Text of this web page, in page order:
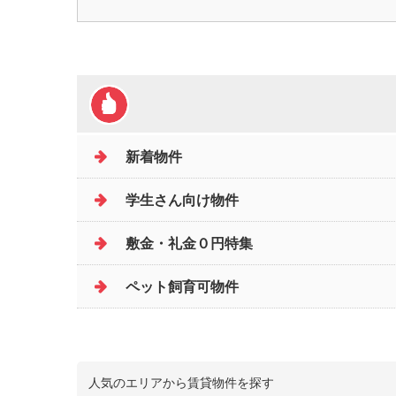
新着物件
学生さん向け物件
敷金・礼金０円特集
ペット飼育可物件
人気のエリアから賃貸物件を探す